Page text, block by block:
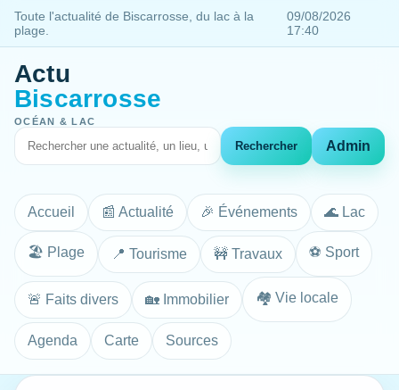
Toute l'actualité de Biscarrosse, du lac à la
plage.
09/08/2026
17:40
Actu
Biscarrosse
OCÉAN & LAC
Rechercher Admin
Accueil 📰 Actualité 🎉 Événements 🌊 Lac
🏖️ Plage 📍 Tourisme 🚧 Travaux ⚽ Sport
🚨 Faits divers 🏡 Immobilier 🏘️ Vie locale
Agenda Carte Sources